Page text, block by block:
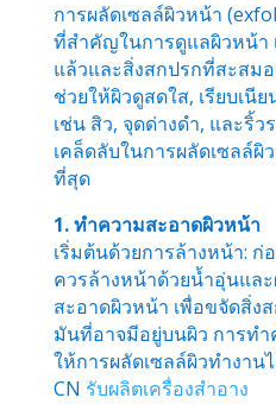
การผลัดเซลล์ผิวหน้า
ที่สำคัญในการดูแลผิวหน้า
แล้วและสิ่งสกปรกที่สะสม
ช่วยให้ผิวดูสดใส, เรียบเนี
เช่น สิว, จุดด่างดำ, และริ้
เคล็ดลับในการผลัดเซลล์
ที่สุด
1. ทำความสะอาดผิวหน้า
เริ่มต้นด้วยการล้างหน้า: ก่
ควรล้างหน้าด้วยน้ำอุ่นแ
สะอาดผิวหน้า เพื่อขจัดสิ่ง
มันที่อาจมีอยู่บนผิว การท
ให้การผลัดเซลล์ผิวทำงา
CN รับผลิตเครื่องสำอาง